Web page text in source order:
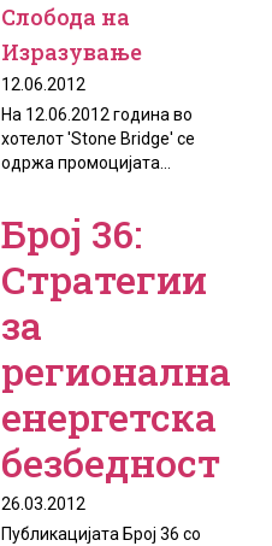
Слобода на
Изразување
12.06.2012
На 12.06.2012 година во
хотелот 'Stone Bridge' се
одржа промоцијата...
Број 36:
Стратегии
за
регионална
енергетска
безбедност
26.03.2012
Публикацијата Број 36 со